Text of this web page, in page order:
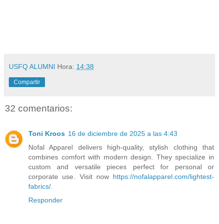
USFQ ALUMNI Hora: 14:38
Compartir
32 comentarios:
Toni Kroos 16 de diciembre de 2025 a las 4:43
Nofal Apparel delivers high-quality, stylish clothing that
combines comfort with modern design. They specialize in
custom and versatile pieces perfect for personal or
corporate use. Visit now https://nofalapparel.com/lightest-
fabrics/.
Responder